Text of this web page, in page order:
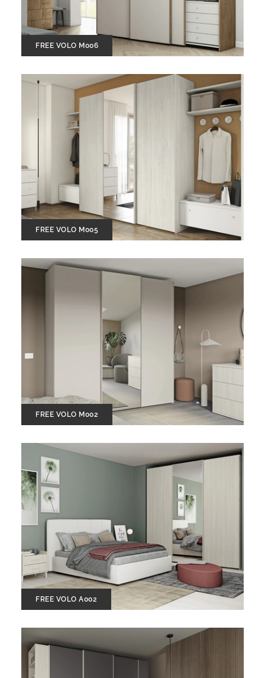
FREE VOLO M006
FREE VOLO M005
FREE VOLO M002
FREE VOLO A002